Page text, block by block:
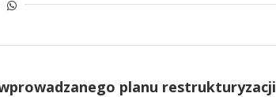
planu restrukturyzacji